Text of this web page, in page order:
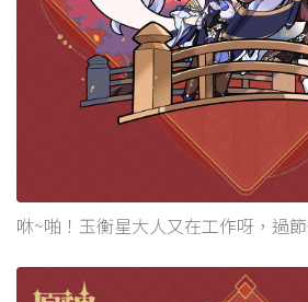
咻~啪！玉衡星大人又在工作呀，過